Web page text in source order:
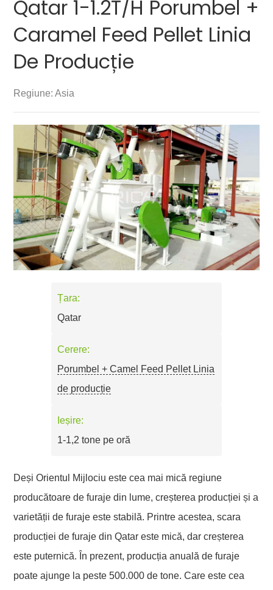
Qatar 1-1.2T/H Porumbel +
Caramel Feed Pellet Linia
De Producție
Regiune: Asia
Țara:
Qatar
Cerere:
Porumbel + Camel Feed Pellet Linia
de producție
Ieșire:
1-1,2 tone pe oră
Deși Orientul Mijlociu este cea mai mică regiune
producătoare de furaje din lume, creșterea producției și a
varietății de furaje este stabilă. Printre acestea, scara
producției de furaje din Qatar este mică, dar creșterea
este puternică. În prezent, producția anuală de furaje
poate ajunge la peste 500.000 de tone. Care este cea